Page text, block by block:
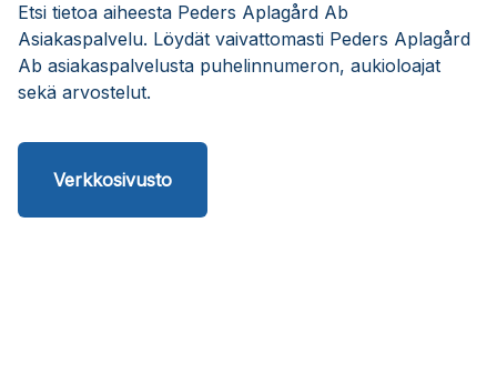
Etsi tietoa aiheesta Peders Aplagård Ab
Asiakaspalvelu. Löydät vaivattomasti Peders Aplagård
Ab asiakaspalvelusta puhelinnumeron, aukioloajat
sekä arvostelut.
Verkkosivusto